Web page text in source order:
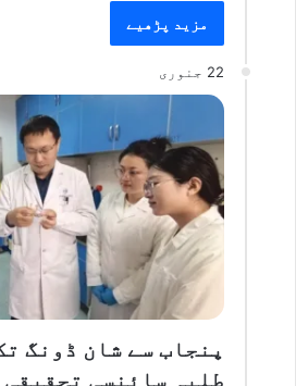
مزید پڑھیے
22 جنوری
پنجاب سے شان ڈونگ
طلبہ سائنسی